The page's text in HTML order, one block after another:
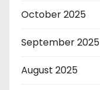
October 2025
September 2025
August 2025